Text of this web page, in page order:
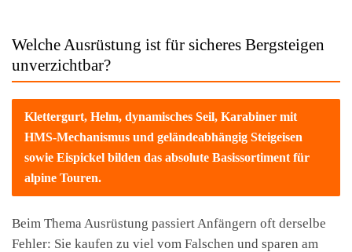
Welche Ausrüstung ist für sicheres Bergsteigen
unverzichtbar?
Klettergurt, Helm, dynamisches Seil, Karabiner mit
HMS-Mechanismus und geländeabhängig Steigeisen
sowie Eispickel bilden das absolute Basissortiment für
alpine Touren.
Beim Thema Ausrüstung passiert Anfängern oft derselbe
Fehler: Sie kaufen zu viel vom Falschen und sparen am